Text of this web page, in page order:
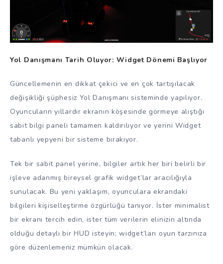
Yol Danışmanı Tarih Oluyor: Widget Dönemi Başlıyor
Güncellemenin en dikkat çekici ve en çok tartışılacak
değişikliği şüphesiz Yol Danışmanı sisteminde yapılıyor.
Oyuncuların yıllardır ekranın köşesinde görmeye alıştığı
sabit bilgi paneli tamamen kaldırılıyor ve yerini Widget
tabanlı yepyeni bir sisteme bırakıyor.
Tek bir sabit panel yerine, bilgiler artık her biri belirli bir
işleve adanmış bireysel grafik widget’lar aracılığıyla
sunulacak. Bu yeni yaklaşım, oyunculara ekrandaki
bilgileri kişiselleştirme özgürlüğü tanıyor. İster minimalist
bir ekranı tercih edin, ister tüm verilerin elinizin altında
olduğu detaylı bir HUD isteyin; widget’ları oyun tarzınıza
göre düzenlemeniz mümkün olacak.